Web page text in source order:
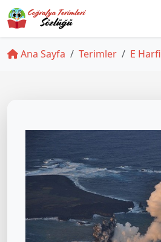
Ana Sayfa Terimler E Harfi